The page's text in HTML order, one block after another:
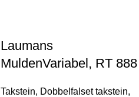
Laumans
MuldenVariabel, RT 888
Takstein, Dobbelfalset takstein,